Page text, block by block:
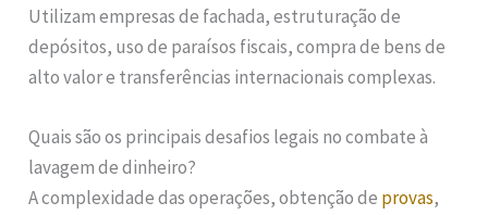
Utilizam empresas de fachada, estruturação de
depósitos, uso de paraísos fiscais, compra de bens de
alto valor e transferências internacionais complexas.
Quais são os principais desafios legais no combate à
lavagem de dinheiro?
A complexidade das operações, obtenção de provas,